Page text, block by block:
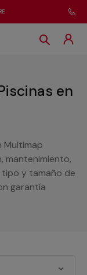
en
Multimap
mantenimiento,
tipo y tamaño de
garantía